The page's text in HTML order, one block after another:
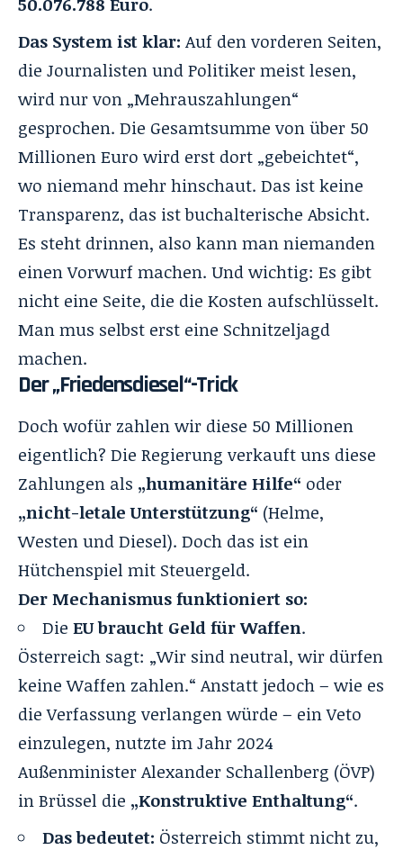
Das System ist klar: Auf den vorderen Seiten,
die Journalisten und Politiker meist lesen,
wird nur von „Mehrauszahlungen“
gesprochen. Die Gesamtsumme von über 50
Millionen Euro wird erst dort „gebeichtet“,
wo niemand mehr hinschaut. Das ist keine
Transparenz, das ist buchalterische Absicht.
Es steht drinnen, also kann man niemanden
einen Vorwurf machen. Und wichtig: Es gibt
nicht eine Seite, die die Kosten aufschlüsselt.
Man mus selbst erst eine Schnitzeljagd
machen.
Der „Friedensdiesel“-Trick
Doch wofür zahlen wir diese 50 Millionen
eigentlich? Die Regierung verkauft uns diese
Zahlungen als „humanitäre Hilfe“ oder
„nicht-letale Unterstützung“ (Helme,
Westen und Diesel). Doch das ist ein
Hütchenspiel mit Steuergeld.
Der Mechanismus funktioniert so:
Die EU braucht Geld für Waffen.
Österreich sagt: „Wir sind neutral, wir dürfen
keine Waffen zahlen.“ Anstatt jedoch – wie es
die Verfassung verlangen würde – ein Veto
einzulegen, nutzte im Jahr 2024
Außenminister Alexander Schallenberg (ÖVP)
in Brüssel die „Konstruktive Enthaltung“.
Das bedeutet: Österreich stimmt nicht zu,